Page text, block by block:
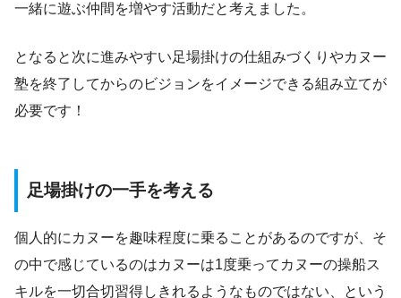
一緒に遊ぶ仲間を増やす活動だと考えました。
となると次に進みやすい足場掛けの仕組みづくりやカヌー
塾を終了してからのビジョンをイメージできる組み立てが
必要です！
足場掛けの一手を考える
個人的にカヌーを趣味程度に乗ることがあるのですが、そ
の中で感じているのはカヌーは1度乗ってカヌーの操船ス
キルを一切合切習得しきれるようなものではない、という